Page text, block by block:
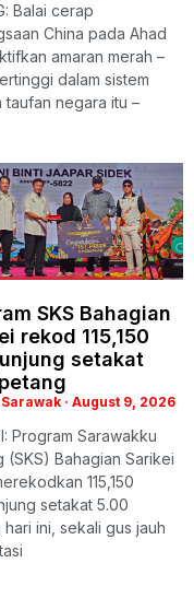
Balai cerap
China pada Ahad
amaran merah –
dalam sistem
taufan negara itu –
SKS Bahagian
rekod 115,150
setakat
August 9, 2026
Program Sarawakku
(SKS) Bahagian Sarikei
115,150
setakat 5.00
ini, sekali gus jauh